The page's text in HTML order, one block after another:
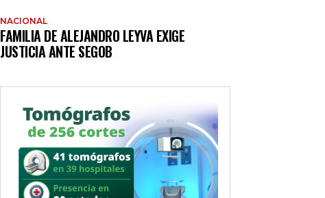
NACIONAL
FAMILIA DE ALEJANDRO LEYVA EXIGE
JUSTICIA ANTE SEGOB